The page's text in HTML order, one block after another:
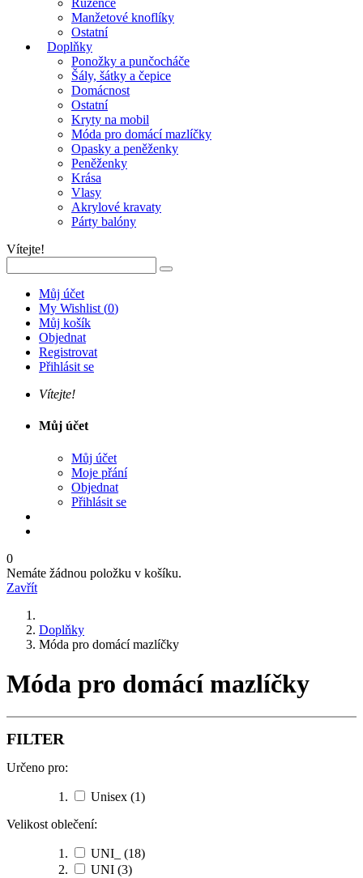
Růžence
Manžetové knoflíky
Ostatní
Doplňky
Ponožky a punčocháče
Šály, šátky a čepice
Domácnost
Ostatní
Kryty na mobil
Móda pro domácí mazlíčky
Opasky a peněženky
Peněženky
Krása
Vlasy
Akrylové kravaty
Párty balóny
Vítejte!
Můj účet
My Wishlist (0)
Můj košík
Objednat
Registrovat
Přihlásit se
Vítejte!
Můj účet
Můj účet
Moje přání
Objednat
Přihlásit se
0
Nemáte žádnou položku v košíku.
Zavřít
Doplňky
Móda pro domácí mazlíčky
Móda pro domácí mazlíčky
FILTER
Určeno pro:
Unisex (1)
Velikost oblečení:
UNI_
(18)
UNI (3)